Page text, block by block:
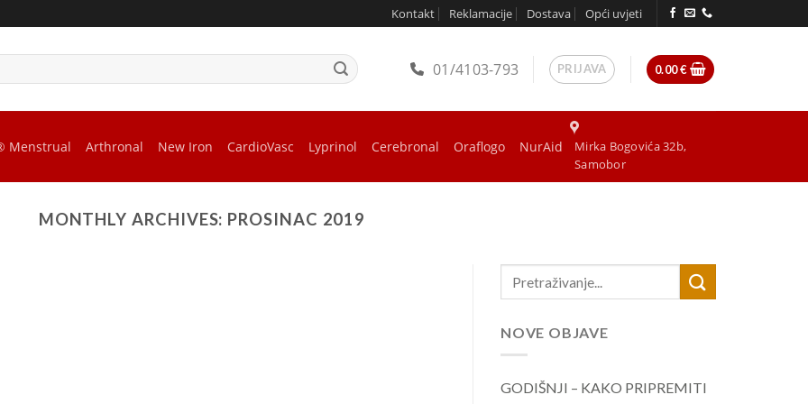
Kontakt Reklamacije Dostava Opći uvjeti
01/4103-793 PRIJAVA 0.00€
Menstrual Arthronal New Iron CardioVasc Lyprinol Cerebronal Oraflogo NurAid
Mirka Bogovića 32b,
Samobor
MONTHLY ARCHIVES: PROSINAC 2019
NOVE OBJAVE
GODIŠNJI – KAKO PRIPREMITI